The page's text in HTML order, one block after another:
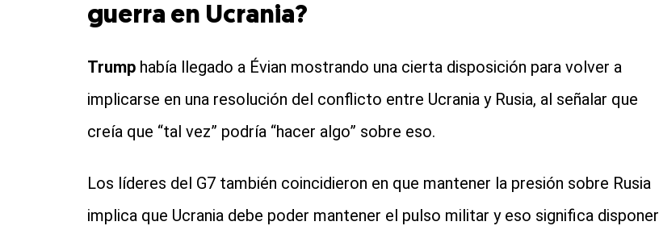
guerra en Ucrania?
Trumphabía llegado a Évian mostrando una cierta disposición para volver a
implicarse en una resolución del conflicto entre Ucrania y Rusia, al señalar que
creía que “tal vez” podría “hacer algo” sobre eso.
Los líderes del G7 también coincidieron en que mantener la presión sobre Rusia
implica que Ucrania debe poder mantener el pulso militar y eso significa disponer